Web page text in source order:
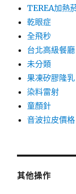
TEREA加熱
乾眼症
全飛秒
台北高級餐廳
未分類
果凍矽膠隆乳
染料雷射
童顏針
音波拉皮價格
其他操作